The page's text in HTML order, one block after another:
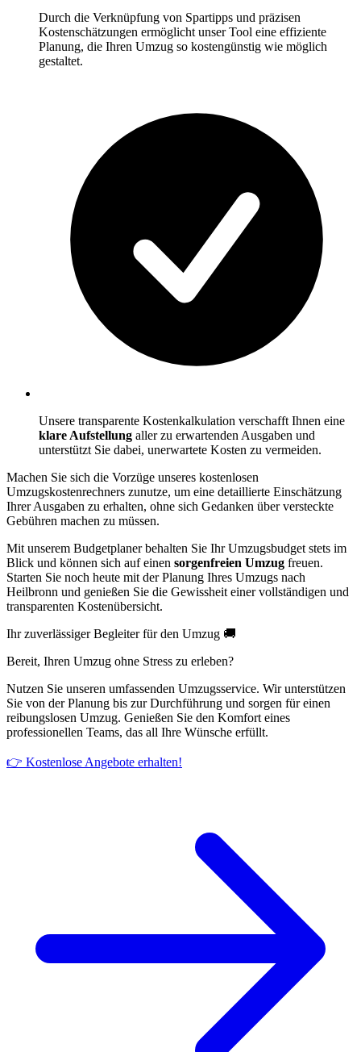
Durch die Verknüpfung von Spartipps und präzisen
Kostenschätzungen ermöglicht unser Tool eine effiziente
Planung, die Ihren Umzug so kostengünstig wie möglich
gestaltet.
Unsere transparente Kostenkalkulation verschafft Ihnen eine
klare Aufstellung aller zu erwartenden Ausgaben und
unterstützt Sie dabei, unerwartete Kosten zu vermeiden.
Machen Sie sich die Vorzüge unseres kostenlosen
Umzugskostenrechners zunutze, um eine detaillierte Einschätzung
Ihrer Ausgaben zu erhalten, ohne sich Gedanken über versteckte
Gebühren machen zu müssen.
Mit unserem Budgetplaner behalten Sie Ihr Umzugsbudget stets im
Blick und können sich auf einen sorgenfreien Umzug freuen.
Starten Sie noch heute mit der Planung Ihres Umzugs nach
Heilbronn und genießen Sie die Gewissheit einer vollständigen und
transparenten Kostenübersicht.
Ihr zuverlässiger Begleiter für den Umzug 🚚
Bereit, Ihren Umzug ohne Stress zu erleben?
Nutzen Sie unseren umfassenden Umzugsservice. Wir unterstützen
Sie von der Planung bis zur Durchführung und sorgen für einen
reibungslosen Umzug. Genießen Sie den Komfort eines
professionellen Teams, das all Ihre Wünsche erfüllt.
👉 Kostenlose Angebote erhalten!